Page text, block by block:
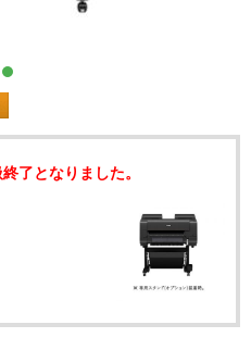
了となりました。